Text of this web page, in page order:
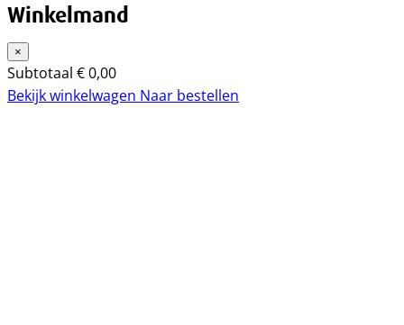
Winkelmand
×
Subtotaal €0,00
Bekijk winkelwagen Naar bestellen